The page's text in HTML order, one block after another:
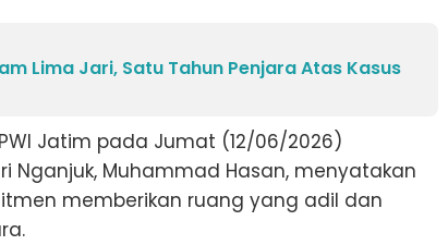
Lima Jari, Satu Tahun Penjara Atas Kasus
Jatim pada Jumat (12/06/2026)
Nganjuk, Muhammad Hasan, menyatakan
memberikan ruang yang adil dan